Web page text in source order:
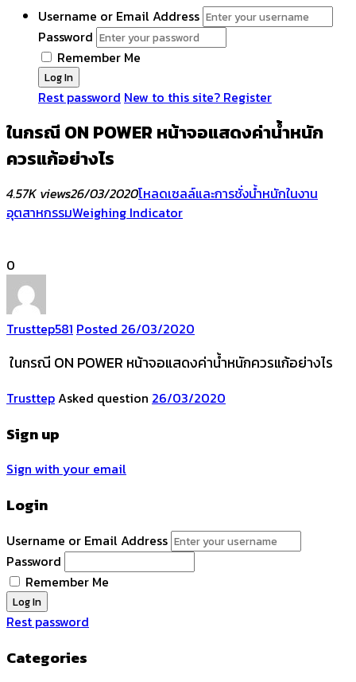
Username or Email Address
Password
Remember Me
Rest password New to this site? Register
ในกรณี ON POWER หน้าจอแสดงค่าน้ำหนัก
ควรแก้อย่างไร
4.57K views26/03/2020โหลดเซลล์และการชั่งน้ำหนักในงาน
อุตสาหกรรมWeighing Indicator
0
Trusttep581 Posted 26/03/2020
ในกรณี ON POWER หน้าจอแสดงค่าน้ำหนักควรแก้อย่างไร
TrusttepAsked question 26/03/2020
Sign up
Sign with your email
Login
Username or Email Address
Password
Remember Me
Rest password
Categories